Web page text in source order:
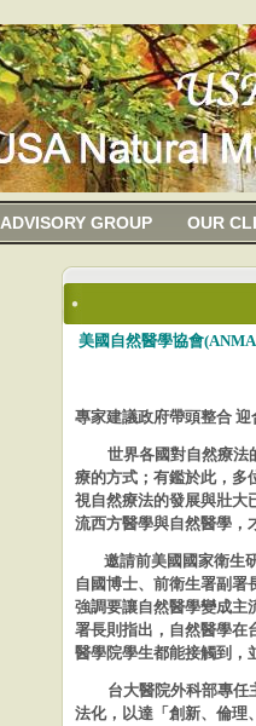
ADVISORY GROUP OUR
美國自然醫學協會
專家建議政府帶頭整合
世界各國對自然療法的
療的方式；有鑑於此，多
視自然療法的發展與壯大
流西方醫學與自然醫學，
邀請前美國國家衛生
自國博士、前衛生署副署
強調要讓自然醫學變成主
署長則指出，自然醫學在
醫學院學生都能接觸到，
台大醫院外科部專任
法化，以達「創新、倫理